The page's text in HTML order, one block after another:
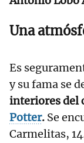
Una
Es
y su fama se
interiores del
Potter. Se
Carmelitas,